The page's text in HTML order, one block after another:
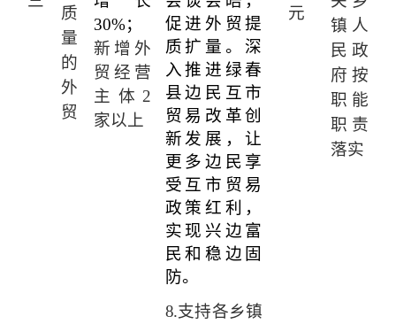
质
量
的
外
贸
30%；
新增外
贸经营
主体 2
家以上
促进外贸提
质扩量。深
入推进绿春
县边民互市
贸易改革创
新发展，让
更多边民享
受互市贸易
政策红利，
实现兴边富
民和稳边固
防。
元
镇人
民政
府按
职能
职责
落实
8.支持各乡镇